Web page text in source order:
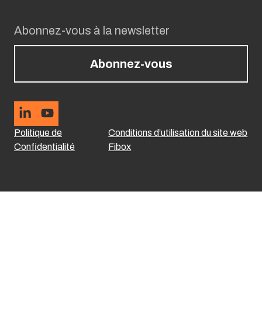
Abonnez-vous à la newsletter
Abonnez-vous
Politique de
Confidentialité
Conditions d’utilisation du site web
Fibox